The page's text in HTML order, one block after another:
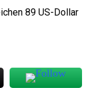
89 US-Dollar